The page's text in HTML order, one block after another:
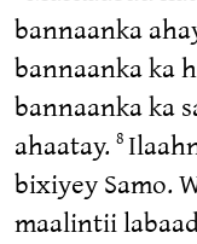
bannaanka
bannaanka ka
bannaanka ka
ahaatay. 8
bixiyey Samo.
maalintii